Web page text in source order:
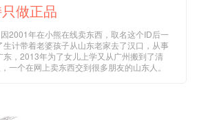
做正品
2001年在小熊在线卖东西，取名这个ID后一
计带着老婆孩子从山东老家去了汉口，从事
，2013年为了女儿上学又从广州搬到了清
一个在网上卖东西交到很多朋友的山东人。